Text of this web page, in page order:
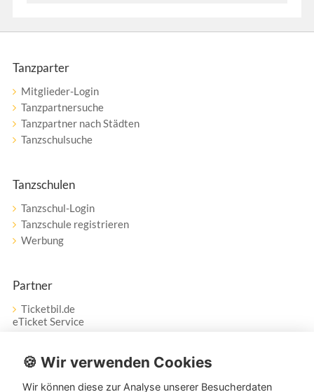
Tanzparter
Mitglieder-Login
Tanzpartnersuche
Tanzpartner nach Städten
Tanzschulsuche
Tanzschulen
Tanzschul-Login
Tanzschule registrieren
Werbung
Partner
Ticketbil.de
eTicket Service
Vertrag widerrufen
🍪 Wir verwenden Cookies
Wir können diese zur Analyse unserer Besucherdaten